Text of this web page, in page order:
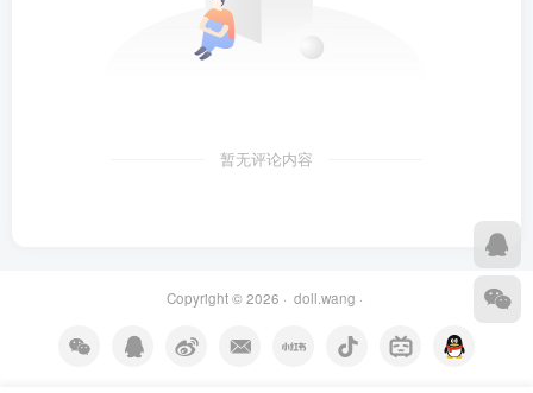
暂无评论内容
Copyright © 2026 · doll.wang ·